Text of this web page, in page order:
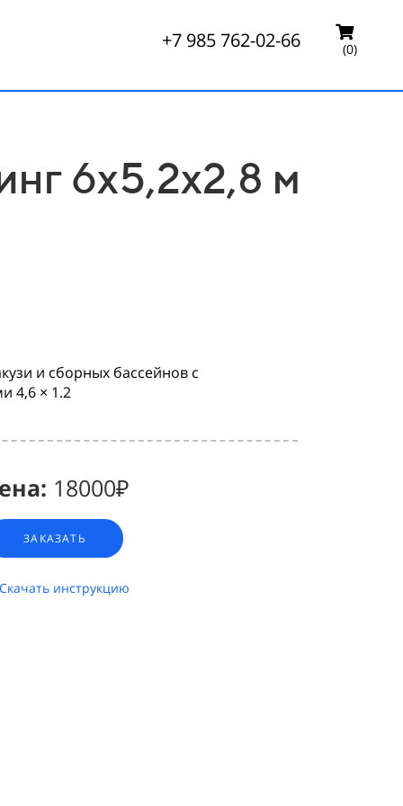
+7 985 762-02-66 (0)
6х5,2х2,8 м
и сборных бассейнов с
4,6 × 1.2
18000₽
ЗАКАЗАТЬ
Скачать инструкцию